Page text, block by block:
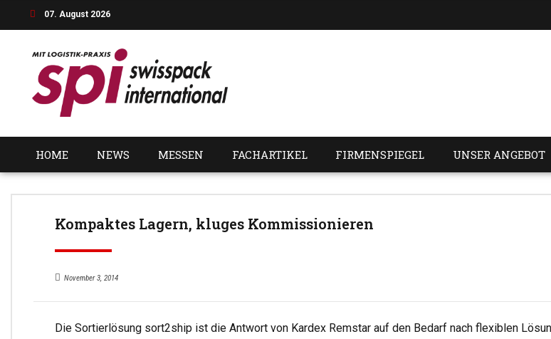
07. August 2026
HOME NEWS MESSEN FACHARTIKEL FIRMENSPIEGEL UNSER ANGEBOT
Kompaktes Lagern, kluges Kommissionieren
November 3, 2014
Die Sortierlösung sort2ship ist die Antwort von Kardex Remstar auf den Bedarf nach flexiblen